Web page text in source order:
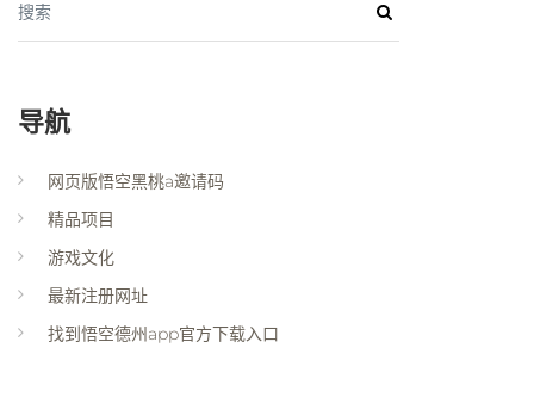
搜索
导航
网页版悟空黑桃a邀请码
精品项目
游戏文化
最新注册网址
找到悟空德州app官方下载入口